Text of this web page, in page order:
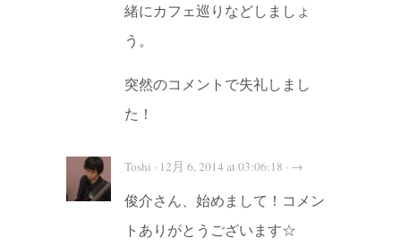
緒にカフェ巡りなどしましょ
う。
突然のコメントで失礼しまし
た！
Toshi · 12月 6, 2014 at 03:06:18 · →
俊介さん、始めまして！コメン
トありがとうございます☆